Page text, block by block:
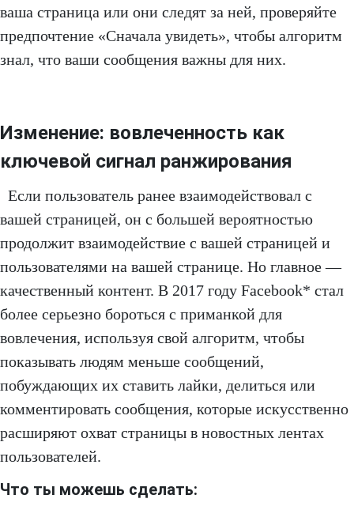
ваша страница или они следят за ней, проверяйте
предпочтение «Сначала увидеть», чтобы алгоритм
знал, что ваши сообщения важны для них.
Изменение: вовлеченность как
ключевой сигнал ранжирования
Если пользователь ранее взаимодействовал с
вашей страницей, он с большей вероятностью
продолжит взаимодействие с вашей страницей и
пользователями на вашей странице. Но главное —
качественный контент. В 2017 году Facebook* стал
более серьезно бороться с приманкой для
вовлечения, используя свой алгоритм, чтобы
показывать людям меньше сообщений,
побуждающих их ставить лайки, делиться или
комментировать сообщения, которые искусственно
расширяют охват страницы в новостных лентах
пользователей.
Что ты можешь сделать: